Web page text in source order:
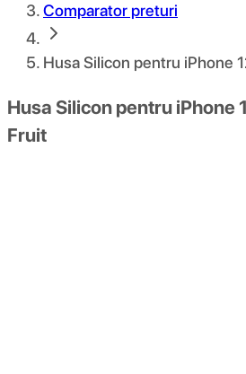
Comparator preturi
Husa Silicon pentru iPhone
Husa Silicon pentru iPhone
Fruit